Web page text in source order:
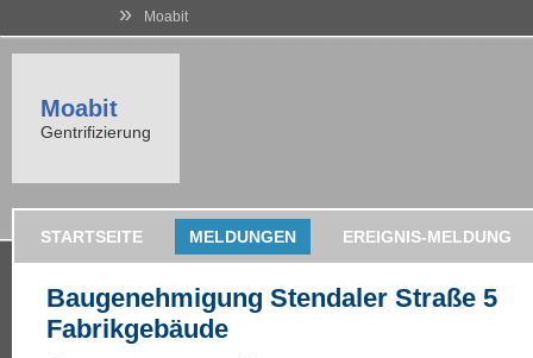
» Moabit
Moabit
Gentrifizierung
STARTSEITE MELDUNGEN EREIGNIS-MELDUNG
Baugenehmigung Stendaler Straße 5
Fabrikgebäude